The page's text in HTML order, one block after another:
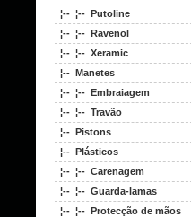
¦-- ¦-- Putoline
¦-- ¦-- Ravenol
¦-- ¦-- Xeramic
¦-- Manetes
¦-- ¦-- Embraiagem
¦-- ¦-- Travão
¦-- Pistons
¦-- Plásticos
¦-- ¦-- Carenagem
¦-- ¦-- Guarda-lamas
¦-- ¦-- Protecção de mãos